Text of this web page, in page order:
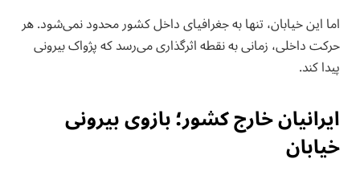
اما این خیابان، تنها به جغرافیای داخل کشور محدود نمی‌شود. هر
حرکت داخلی، زمانی به نقطه اثرگذاری می‌رسد که پژواک بیرونی
پیدا کند.
ایرانیان خارج کشور؛ بازوی بیرونی
خیابان